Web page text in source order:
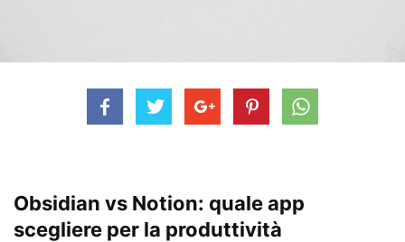
Obsidian vs Notion: quale app
scegliere per la produttività